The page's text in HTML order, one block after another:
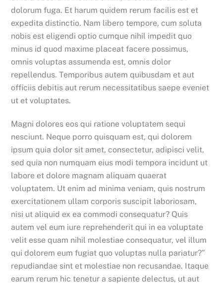
dolorum fuga. Et harum quidem rerum facilis est et
expedita distinctio. Nam libero tempore, cum soluta
nobis est eligendi optio cumque nihil impedit quo
minus id quod maxime placeat facere possimus,
omnis voluptas assumenda est, omnis dolor
repellendus. Temporibus autem quibusdam et aut
officiis debitis aut rerum necessitatibus saepe eveniet
ut et voluptates.
Magni dolores eos qui ratione voluptatem sequi
nesciunt. Neque porro quisquam est, qui dolorem
ipsum quia dolor sit amet, consectetur, adipisci velit,
sed quia non numquam eius modi tempora incidunt ut
labore et dolore magnam aliquam quaerat
voluptatem. Ut enim ad minima veniam, quis nostrum
exercitationem ullam corporis suscipit laboriosam,
nisi ut aliquid ex ea commodi consequatur? Quis
autem vel eum iure reprehenderit qui in ea voluptate
velit esse quam nihil molestiae consequatur, vel illum
qui dolorem eum fugiat quo voluptas nulla pariatur?”
repudiandae sint et molestiae non recusandae. Itaque
earum rerum hic tenetur a sapiente delectus, ut aut